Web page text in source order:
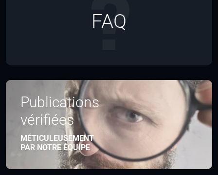
FAQ
Publications
vérifiées
MÉTICULEUSEMENT
PAR NOTRE ÉQUIPE